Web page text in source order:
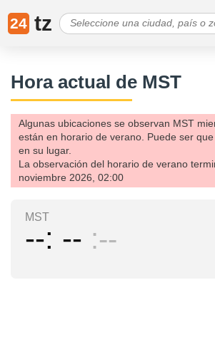
24 tz
Hora actual de MST
Algunas ubicaciones se observan MST
están en horario de verano. Puede ser
en su lugar.
La observación del horario de verano
noviembre 2026, 02:00
MST
-- -- --